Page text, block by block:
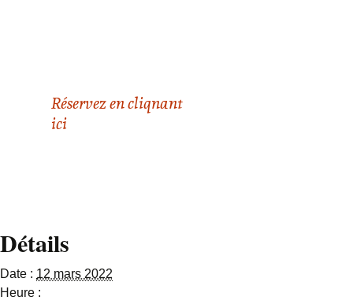
Réservez en cliqnant
ici
Détails
Date : 12 mars 2022
Heure :